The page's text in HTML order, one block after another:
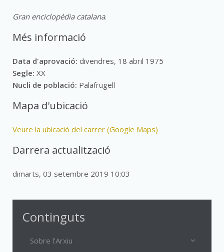
Gran enciclopèdia catalana.
Més informació
Data d'aprovació: divendres, 18 abril 1975
Segle: XX
Nucli de població: Palafrugell
Mapa d'ubicació
Veure la ubicació del carrer (Google Maps)
Darrera actualització
dimarts, 03 setembre 2019 10:03
Continguts
Sobre l'Arxiu